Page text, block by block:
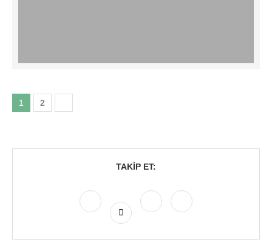
1 2
TAKIP ET: